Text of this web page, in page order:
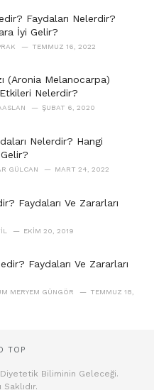
Faydaları Nelerdir?
İyi Gelir?
TEMMUZ 16, 2022
(Aronia Melanocarpa)
Nelerdir?
ŞUBAT 6, 2020
Nelerdir? Hangi
GÜLCAN MART 24, 2022
Faydaları Ve Zararları
EKIM 20, 2019
Faydaları Ve Zararları
MERYEM GÜNGÖR
TEMMUZ 18,
TOP
Biliminin Geleceği.